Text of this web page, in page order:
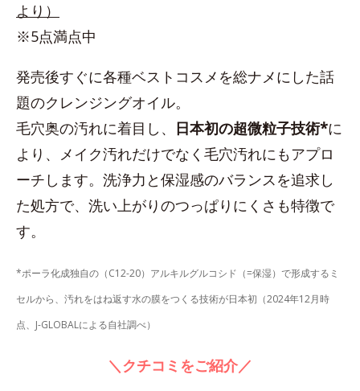
より）
※5点満点中
発売後すぐに各種ベストコスメを総ナメにした話
題のクレンジングオイル。
毛穴奥の汚れに着目し、 日本初の超微粒子技術*に
より、メイク汚れだけでなく毛穴汚れにもアプロ
ーチします。洗浄力と保湿感のバランスを追求し
た処方で、洗い上がりのつっぱりにくさも特徴で
す。
*ポーラ化成独自の（C12-20）アルキルグルコシド（=保湿）で形成するミ
セルから、汚れをはね返す水の膜をつくる技術が日本初（2024年12月時
点、J-GLOBALによる自社調べ）
＼クチコミをご紹介／